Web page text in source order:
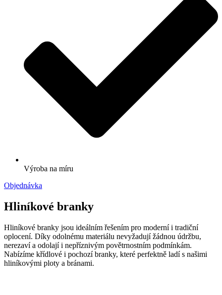
Výroba na míru
Objednávka
Hliníkové branky
Hliníkové branky jsou ideálním řešením pro moderní i tradiční
oplocení. Díky odolnému materiálu nevyžadují žádnou údržbu,
nerezaví a odolají i nepříznivým povětrnostním podmínkám.
Nabízíme křídlové i pochozí branky, které perfektně ladí s našimi
hliníkovými ploty a bránami.